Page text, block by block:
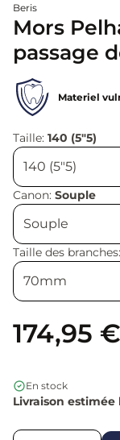
Beris
Mors
passage
Materiel
Taille: 140 (5"5)
Canon: Souple
Taille des branches:
174,95 €
En stock
Livraison